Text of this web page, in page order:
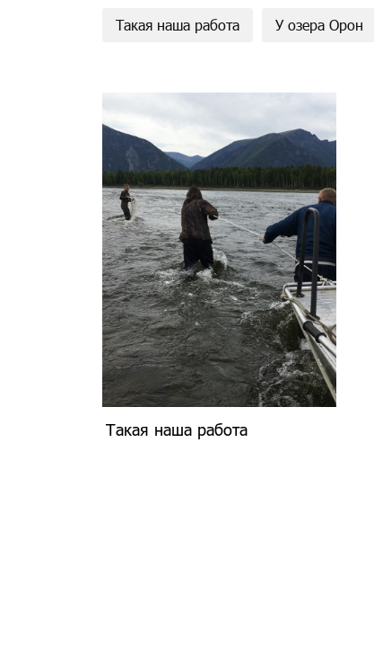
Такая наша работа У озера Орон
Такая наша работа